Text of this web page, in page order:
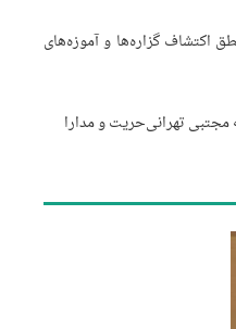
اکتشاف گزاره‌ها و آموزه‌های
مجتبى تهرانىحریت و مدارا